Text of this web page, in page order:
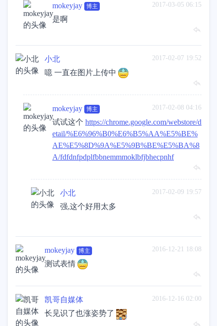
2017-03-05 06:15
mokeyjay 博主
是啊
2017-02-07 19:52
小北
噫 一直在图片上传中
2017-02-08 04:16
mokeyjay 博主
试试这个 https://chrome.google.com/webstore/d
etail/%E6%96%B0%E6%B5%AA%E5%BE%
AE%E5%8D%9A%E5%9B%BE%E5%BA%8
A/fdfdnfpdplfbbnemmmoklbfjbhecpnhf
2017-02-09 19:57
小北
强,这个好用太多
2016-12-21 18:08
mokeyjay 博主
测试表情
2016-12-16 02:00
凯哥自媒体
长见识了也涨姿势了